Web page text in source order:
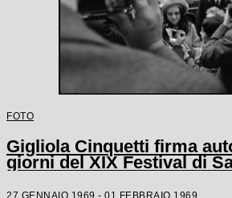
FOTO
Gigliola Cinquetti firma
giorni del XIX Festival di
27 GENNAIO 1969 - 01 FEBBRAIO 1969